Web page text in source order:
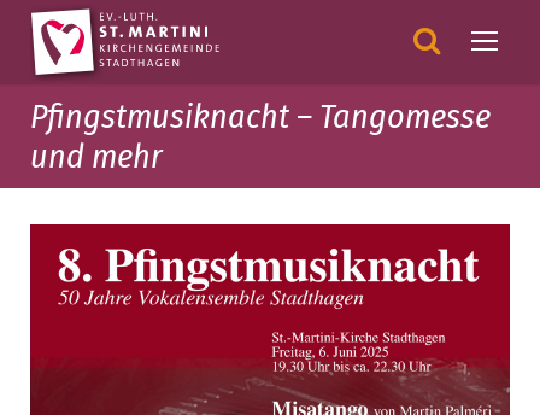
Pfingstmusiknacht – Tangomesse
und mehr